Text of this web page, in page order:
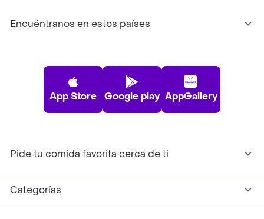
Encuéntranos en estos países
App Store Google play AppGallery
Pide tu comida favorita cerca de ti
Categorías